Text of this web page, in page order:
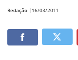
Redação | 16/03/2011